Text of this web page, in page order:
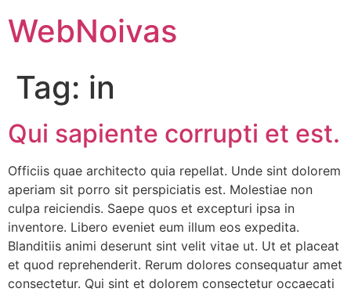
WebNoivas
Tag: in
Qui sapiente corrupti et est.
Officiis quae architecto quia repellat. Unde sint dolorem
aperiam sit porro sit perspiciatis est. Molestiae non
culpa reiciendis. Saepe quos et excepturi ipsa in
inventore. Libero eveniet eum illum eos expedita.
Blanditiis animi deserunt sint velit vitae ut. Ut et placeat
et quod reprehenderit. Rerum dolores consequatur amet
consectetur. Qui sint et dolorem consectetur occaecati